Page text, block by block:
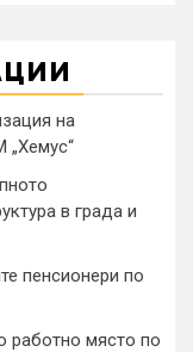
на
„Хемус“
в града и
пенсионери по
работно място по